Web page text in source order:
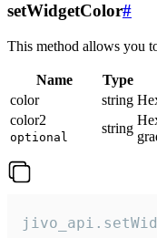
setWidgetColor#
This method allows you
Name Type
color
string
color2
optional
string